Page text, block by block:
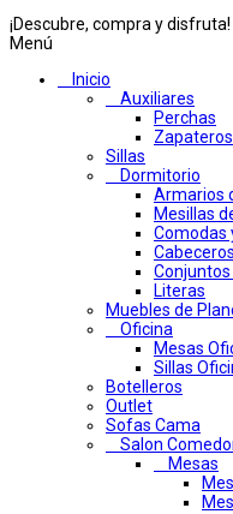
¡Descubre, compra y disfruta!
Menú
Inicio
Auxiliares
Perchas
Zapateros
Sillas
Dormitorio
Armarios
Mesillas
Comodas
Literas
Muebles de
Oficina
Mesas
Sillas
Botelleros
Outlet
Sofas Cama
Salon
Mesas